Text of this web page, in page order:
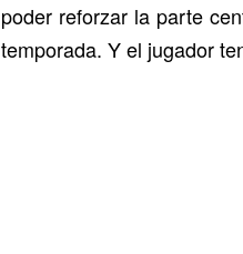
poder reforzar la parte
temporada. Y el jugador